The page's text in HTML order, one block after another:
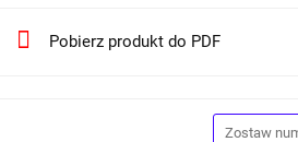
Pobierz produkt do PDF